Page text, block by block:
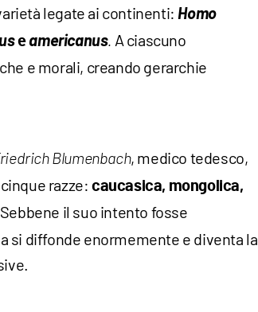
legate ai continenti: Homo
e americanus. A ciascuno
e morali, creando gerarchie
Blumenbach, medico tedesco,
razze: caucasica, mongolica,
il suo intento fosse
si diffonde enormemente e diventa la